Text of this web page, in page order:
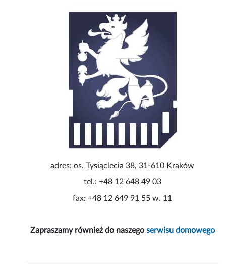
adres: os. Tysiąclecia 38, 31-610 Kraków
tel.: +48 12 648 49 03
fax: +48 12 649 91 55 w. 11
Zapraszamy również do naszego serwisu domowego